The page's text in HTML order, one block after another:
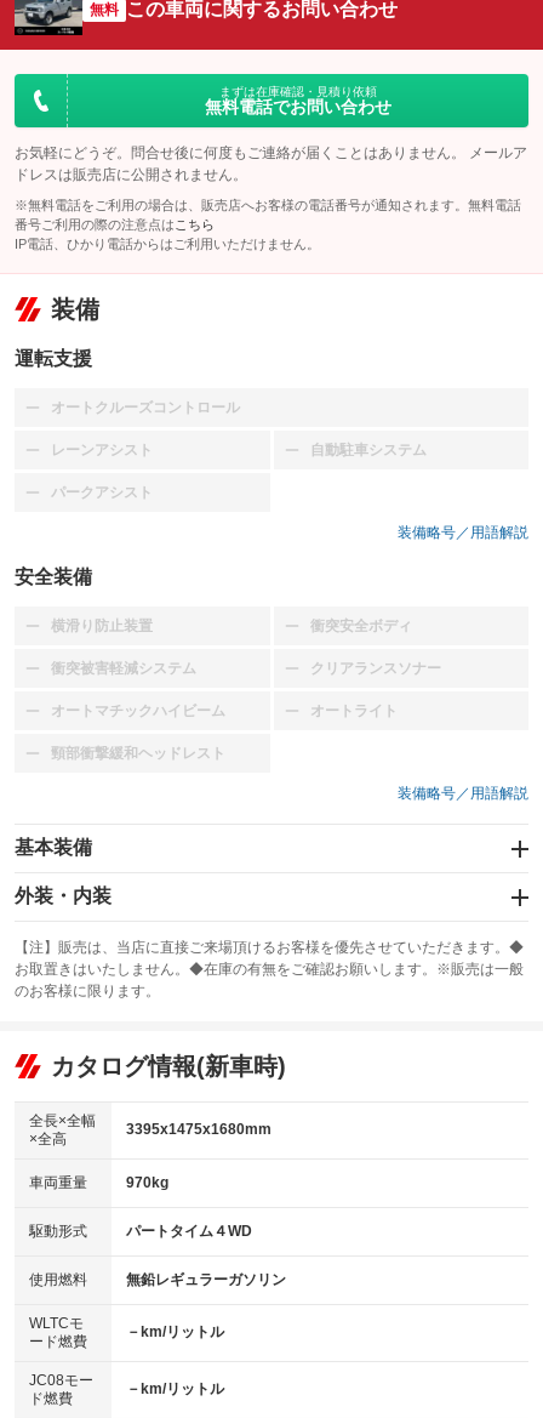
無料 この車両に関するお問い合わせ
まずは在庫確認・見積り依頼
無料電話でお問い合わせ
お気軽にどうぞ。問合せ後に何度もご連絡が届くことはありません。 メールア
ドレスは販売店に公開されません。
※無料電話をご利用の場合は、販売店へお客様の電話番号が通知されます。無料電話
番号ご利用の際の注意点は こちら
IP電話、ひかり電話からはご利用いただけません。
装備
運転支援
オートクルーズコントロール
：装備なし
レーンアシスト
：装備なし 自動駐車システム
：装備なし
パークアシスト
：装備なし
装備略号／用語解説
安全装備
横滑り防止装置
：装備なし 衝突安全ボディ
：装備なし
衝突被害軽減システム
：装備なし クリアランスソナー
：装備なし
オートマチックハイビーム
：装備なし オートライト
：装備なし
頸部衝撃緩和ヘッドレスト
：装備なし
装備略号／用語解説
基本装備
エアバッグ：運転席/助手席
：装備あり
：装備なし
サンルーフ
：装備なし ABS
リフトアップ
：装備なし
：装備なし
パワーウィンドウ
アイドリングストップ
：装備なし
USB入力端子
：装備なし
100V電源
：装備なし
センターデフロック
：装備なし
電動格納ミラー
：装備なし
外装・内装
カーナビ
：装備なし
TV
：装備なし
ビジュアル
：装備なし
：装備なし
革シート
キーレス
HID(キセノンライト)
：装備なし
バックカメラ
：装備なし
エアロ
：装備なし
：装備なし
パワーシート
【注】販売は、当店に直接ご来場頂けるお客様を優先させていただきます。◆
お取置きはいたしません。◆在庫の有無をご確認お願いします。※販売は一般
のお客様に限ります。
カタログ情報(新車時)
全長×全幅
×全高
3395x1475x1680mm
車両重量 970kg
駆動形式 パートタイム４WD
使用燃料 無鉛レギュラーガソリン
WLTCモ
ード燃費
－km/リットル
JC08モー
ド燃費
－km/リットル